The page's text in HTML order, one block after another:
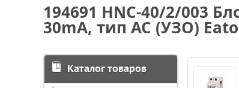
194691 HNC-40/2/003
30mA, тип AC (УЗО)
Каталог товаров